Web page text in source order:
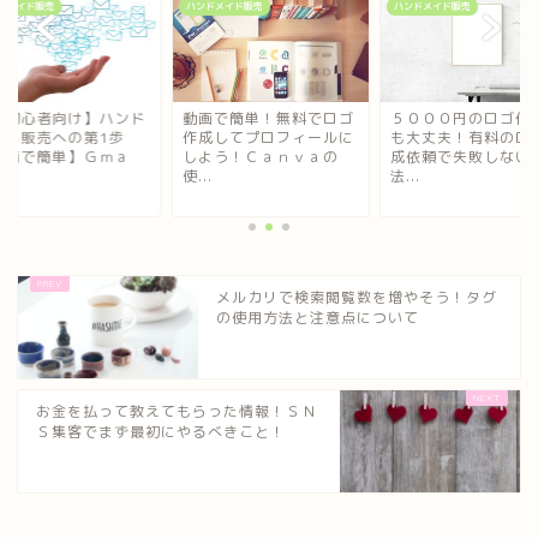
メイド販売
初心者向け】ハンド
ド販売への第1歩
画で簡単】Ｇｍａ
ハンドメイド販売
動画で簡単！無料でロゴ
作成してプロフィールに
しよう！Ｃａｎｖａの
使...
ハンドメイド販売
５０００円のロゴ作
も大丈夫！有料のロ
成依頼で失敗しない
法...
メルカリで検索閲覧数を増やそう！タグ
の使用方法と注意点について
お金を払って教えてもらった情報！ＳＮ
Ｓ集客でまず最初にやるべきこと！